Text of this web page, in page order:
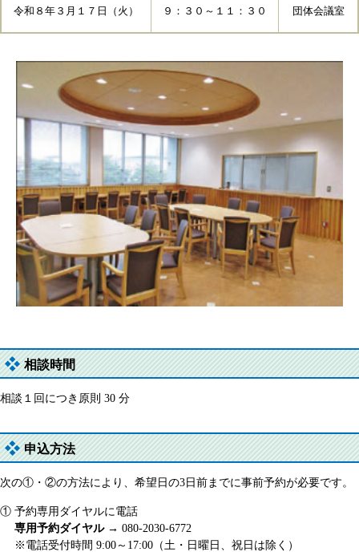
令和８年３月１７日（火） ９：３０～１１：３０ 団体会議室
相談時間
相談１回につき原則 30 分
申込方法
次の①・②の方法により、希望日の3日前までに事前予約が必要です。
① 予約専用ダイヤルに電話
専用予約ダイヤル → 080-2030-6772​
※電話受付時間 9:00～17:00（土・日曜日、祝日は除く）